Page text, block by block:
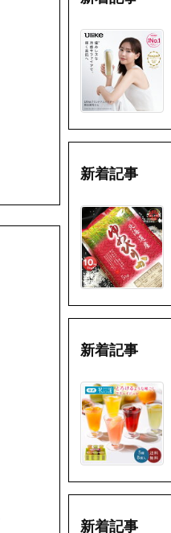
新着記事
新着記事
新着記事